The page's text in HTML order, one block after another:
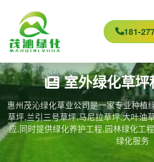
181-
室外绿化草
惠州茂沁绿化草业公司是一家专业种植
草坪,兰引三号草坪,马尼拉草坪,大叶油
应,同时提供绿化养护工程,园林绿化工
绿化服务